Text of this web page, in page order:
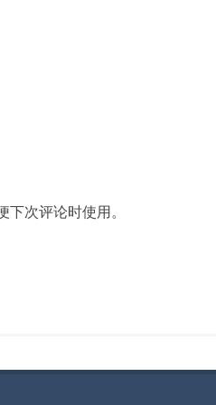
次评论时使用。